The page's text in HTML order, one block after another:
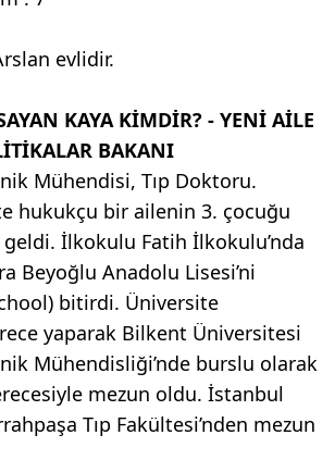
evlidir.
KAYA KİMDİR? - YENİ AİLE
BAKANI
Mühendisi, Tıp Doktoru.
hukukçu bir ailenin 3. çocuğu
İlkokulu Fatih İlkokulu’nda
Beyoğlu Anadolu Lisesi’ni
bitirdi. Üniversite
yaparak Bilkent Üniversitesi
Mühendisliği’nde burslu olarak
mezun oldu. İstanbul
Tıp Fakültesi’nden mezun